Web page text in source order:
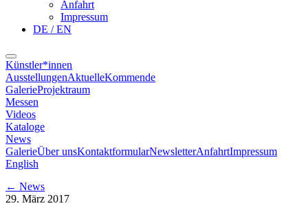
Anfahrt
Impressum
DE / EN
Künstler*innen
AusstellungenAktuelleKommende
GalerieProjektraum
Messen
Videos
Kataloge
News
GalerieÜber unsKontaktformularNewsletterAnfahrtImpressum
English
← News
29. März 2017